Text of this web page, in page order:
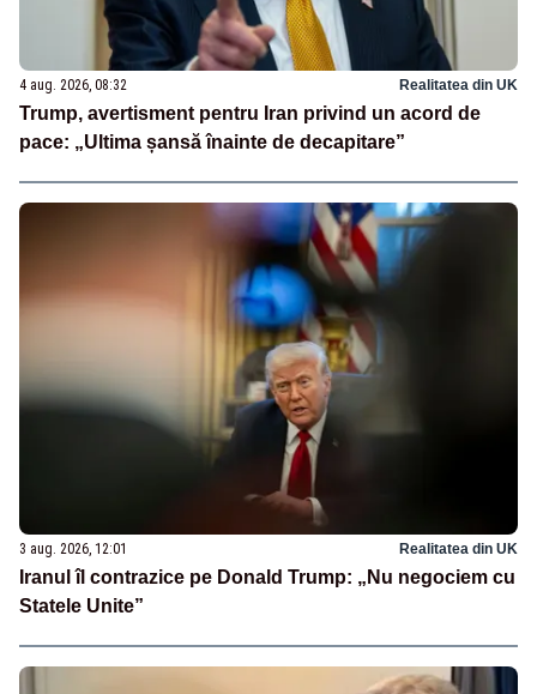
4 aug. 2026, 08:32 Realitatea din UK
Trump, avertisment pentru Iran privind un acord de
pace: „Ultima șansă înainte de decapitare”
3 aug. 2026, 12:01 Realitatea din UK
Iranul îl contrazice pe Donald Trump: „Nu negociem cu
Statele Unite”